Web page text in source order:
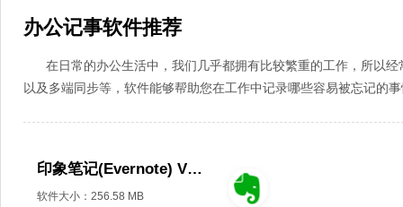
办公记事软件推荐
在日常的办公生活中，我们几乎都拥有比较繁重的工作，所以
以及多端同步等，软件能够帮助您在工作中记录哪些容易被忘记的
印象笔记(Evernote) V10.51.7 官方版
软件大小：256.58 MB